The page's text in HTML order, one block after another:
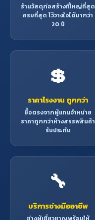
ร้านวัสดุก่อสร้างที่ใหญ่ที่สุด
ครบที่สุด ไว้วางใจได้มากว่า
20 ปี
💲
ราคาโรงงาน ถูกกว่า
ซื้อตรงจากผู้แทนจำหน่าย
ราคาถูกกว่าห้างสรรพสินค้า
รับประกัน
🔧
บริการช่างมืออาชีพ